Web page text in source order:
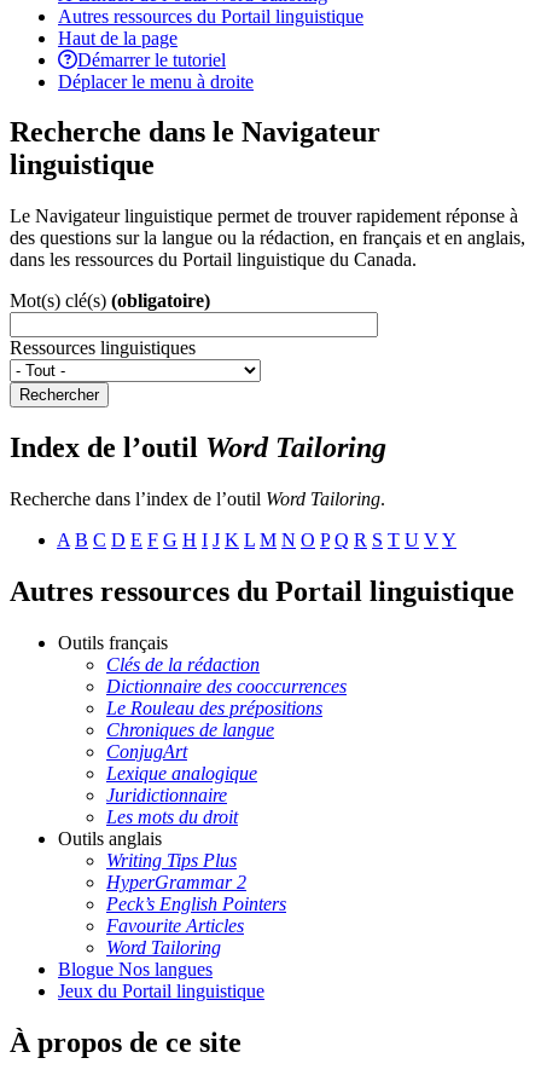
Autres ressources du Portail linguistique
Haut de la page
Démarrer le tutoriel
Déplacer le menu à droite
Recherche dans le Navigateur
linguistique
Le Navigateur linguistique permet de trouver rapidement réponse à
des questions sur la langue ou la rédaction, en français et en anglais,
dans les ressources du Portail linguistique du Canada.
Mot(s) clé(s) (obligatoire)
Ressources linguistiques
Rechercher
Index de l’outil Word Tailoring
Recherche dans l’index de l’outil Word Tailoring.
A B C D E F G H I J K L M N O P Q R S T U VY
Autres ressources du Portail linguistique
Outils français
Clés de la rédaction
Dictionnaire des cooccurrences
Le Rouleau des prépositions
Chroniques de langue
ConjugArt
Lexique analogique
Juridictionnaire
Les mots du droit
Outils anglais
Writing Tips Plus
HyperGrammar 2
Peck’s English Pointers
Favourite Articles
Word Tailoring
Blogue Nos langues
Jeux du Portail linguistique
À propos de ce site